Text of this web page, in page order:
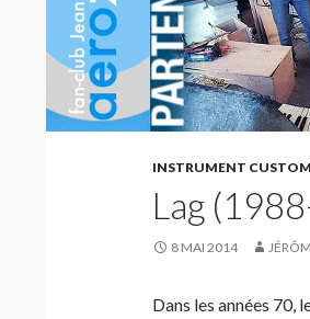
INSTRUMENT
Lag
8 MAI 2014
Dans les années 70,